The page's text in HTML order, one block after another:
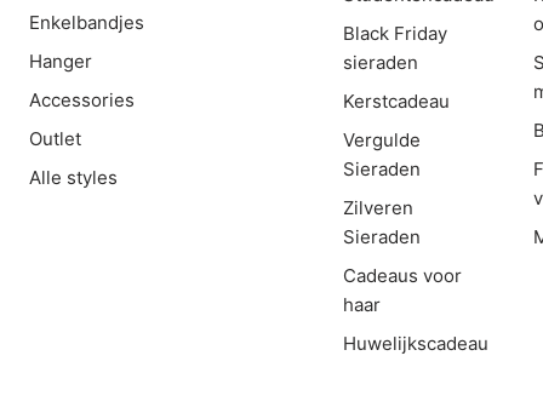
Enkelbandjes
Hanger
Accessories
Outlet
Alle styles
Black Friday
sieraden
Kerstcadeau
Vergulde
Sieraden
Zilveren
Sieraden
Cadeaus voor
haar
Huwelijkscadeau